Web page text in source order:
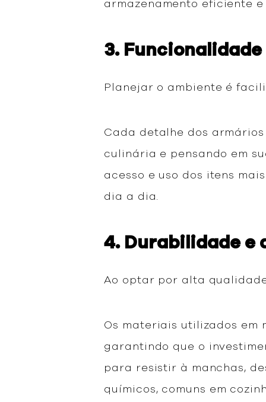
armazenamento eficiente
3.
Planejar o ambiente é
Cada detalhe dos
culinária e pensando em
acesso e uso dos itens
dia a dia.
4. Durabilidade e
Ao optar por alta
Os materiais utilizados em
garantindo que o
para resistir à manchas,
químicos, comuns em